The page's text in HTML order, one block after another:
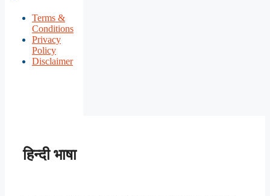
Terms &
Conditions
Privacy
Policy
Disclaimer
हिन्दी भाषा